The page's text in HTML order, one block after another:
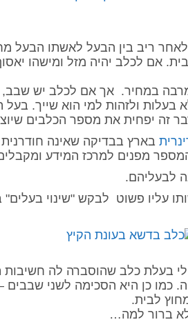
ריב בין הבעל לאשתו הבעל
אם לכלב יהיה מזל ומישהו
במחיר. אך אם לכלב יש שבב,
בעלות ולזהות למי הוא שייך.
זה יפחית את מספר הכלבים
בארץ בבדיקה שאינה
מפנים למרכז המידע
לבעליהם.
פשוט לבקש "שינוי בעלים"
בעלת כלב שהוסברה לה חשיבות
כמו כן היא הסכימה לשני
לבית.
ברור למה…